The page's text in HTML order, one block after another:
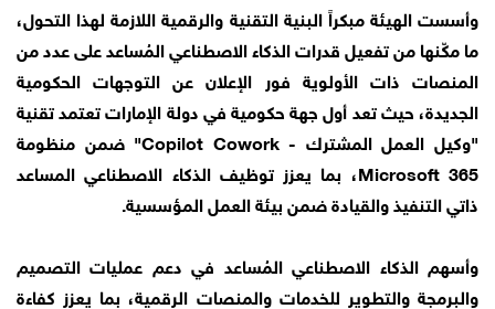
وأسست الهيئة مبكراً البنية التقنية والرقمية اللازمة لهذا التحول،
ما مكّنها من تفعيل قدرات الذكاء الاصطناعي المُساعد على عدد من
المنصات ذات الأولوية فور الإعلان عن التوجهات الحكومية
الجديدة، حيث تعد أول جهة حكومية في دولة الإمارات تعتمد تقنية
"وكيل العمل المشترك - Copilot Cowork" ضمن منظومة
Microsoft 365، بما يعزز توظيف الذكاء الاصطناعي المساعد
ذاتي التنفيذ والقيادة ضمن بيئة العمل المؤسسية.
وأسهم الذكاء الاصطناعي المُساعد في دعم عمليات التصميم
والبرمجة والتطوير للخدمات والمنصات الرقمية، بما يعزز كفاءة